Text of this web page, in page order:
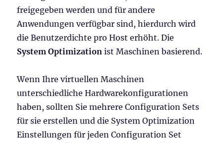
freigegeben werden und für andere
Anwendungen verfügbar sind, hierdurch wird
die Benutzerdichte pro Host erhöht. Die
System Optimization ist Maschinen basierend.
Wenn Ihre virtuellen Maschinen
unterschiedliche Hardwarekonfigurationen
haben, sollten Sie mehrere Configuration Sets
für sie erstellen und die System Optimization
Einstellungen für jeden Configuration Set